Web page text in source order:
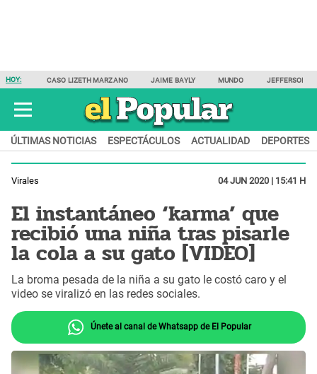
HOY: CASO LIZETH MARZANO JAIME BAYLY MUNDO JEFFERSON
ÚLTIMAS NOTICIAS ESPECTÁCULOS ACTUALIDAD DEPORTES
Virales 04 JUN 2020 | 15:41 H
El instantáneo ‘karma’ que
recibió una niña tras pisarle
la cola a su gato [VIDEO]
La broma pesada de la niña a su gato le costó caro y el
video se viralizó en las redes sociales.
Únete al canal de Whatsapp de El Popular